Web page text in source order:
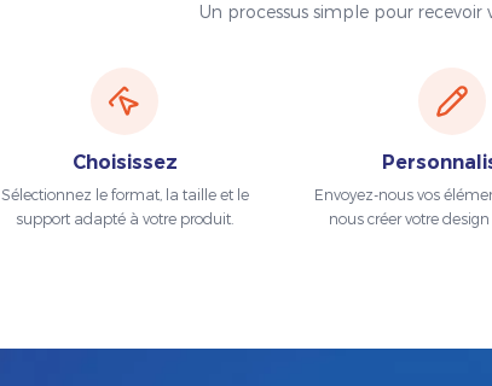
Un processus simple pour
Choisissez
Sélectionnez le format, la taille et le
support adapté à votre produit.
Envoyez-nous vos
nous créer votre